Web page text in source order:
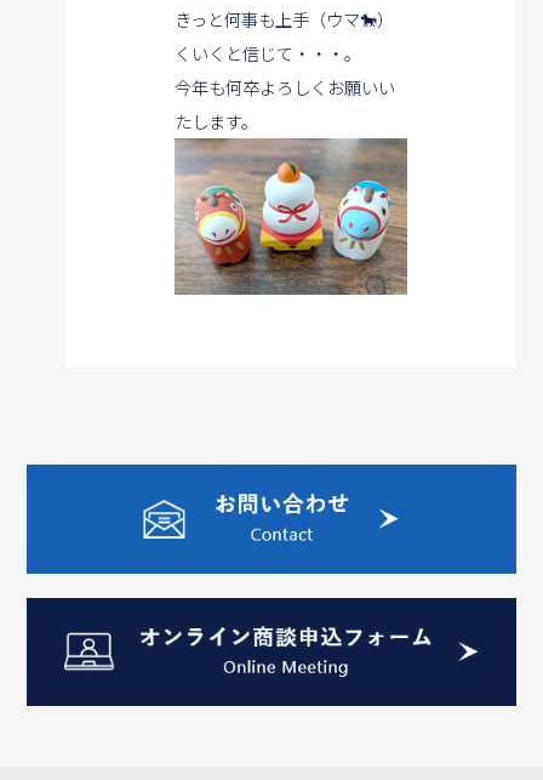
きっと何事も上手（ウマ🐎）
くいくと信じて・・・。
今年も何卒よろしくお願いい
たします。